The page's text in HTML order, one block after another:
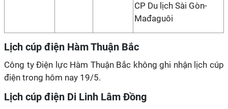
CP Du lịch Sài Gòn-
Mađaguôi
Lịch cúp điện Hàm Thuận Bắc
Công ty Điện lực Hàm Thuận Bắc không ghi nhận lịch cúp
điện trong hôm nay 19/5.
Lịch cúp điện Di Linh Lâm Đồng